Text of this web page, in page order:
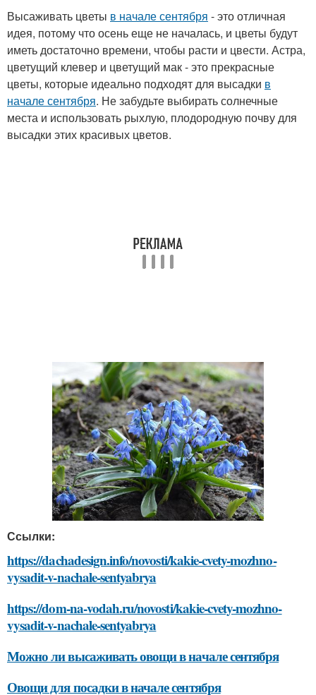
Высаживать цветы в начале сентября - это отличная
идея, потому что осень еще не началась, и цветы будут
иметь достаточно времени, чтобы расти и цвести. Астра,
цветущий клевер и цветущий мак - это прекрасные
цветы, которые идеально подходят для высадки в
начале сентября. Не забудьте выбирать солнечные
места и использовать рыхлую, плодородную почву для
высадки этих красивых цветов.
Ссылки:
https://dachadesign.info/novosti/kakie-cvety-mozhno-
vysadit-v-nachale-sentyabrya
https://dom-na-vodah.ru/novosti/kakie-cvety-mozhno-
vysadit-v-nachale-sentyabrya
Можно ли высаживать овощи в начале сентября
Овощи для посадки в начале сентября